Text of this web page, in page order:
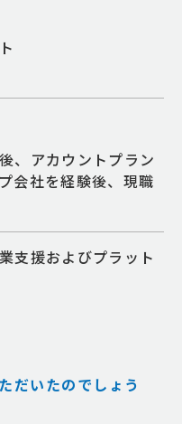
、アカウントプラン
会社を経験後、現職
支援およびプラット
だいたのでしょう